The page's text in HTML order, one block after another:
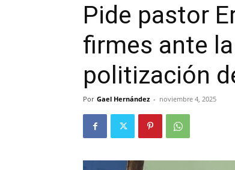
Pide pastor
firmes ante
politización
Por Gael Hernández - noviembre 4, 2025